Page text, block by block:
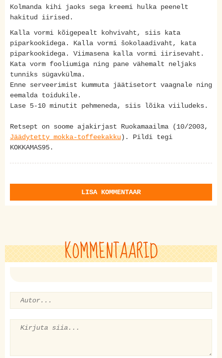
Kolmanda kihi jaoks sega kreemi hulka peenelt
hakitud iirised.
Kalla vormi kõigepealt kohvivaht, siis kata
piparkookidega. Kalla vormi šokolaadivaht, kata
piparkookidega. Viimasena kalla vormi iirisevaht.
Kata vorm fooliumiga ning pane vähemalt neljaks
tunniks sügavkülma.
Enne serveerimist kummuta jäätisetort vaagnale ning
eemalda toidukile.
Lase 5-10 minutit pehmeneda, siis lõika viiludeks.
Retsept on soome ajakirjast Ruokamaailma (10/2003,
Jäädytetty mokka-toffeekakku). Pildi tegi
KOKKAMAS95.
LISA KOMMENTAAR
KOMMENTAARID